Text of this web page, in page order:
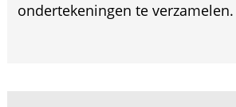
ondertekeningen te verzamelen.